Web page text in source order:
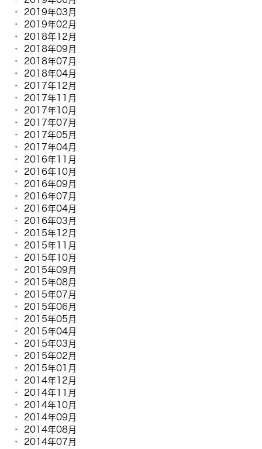
2019年03月
2019年02月
2018年12月
2018年09月
2018年07月
2018年04月
2017年12月
2017年11月
2017年10月
2017年07月
2017年05月
2017年04月
2016年11月
2016年10月
2016年09月
2016年07月
2016年04月
2016年03月
2015年12月
2015年11月
2015年10月
2015年09月
2015年08月
2015年07月
2015年06月
2015年05月
2015年04月
2015年03月
2015年02月
2015年01月
2014年12月
2014年11月
2014年10月
2014年09月
2014年08月
2014年07月